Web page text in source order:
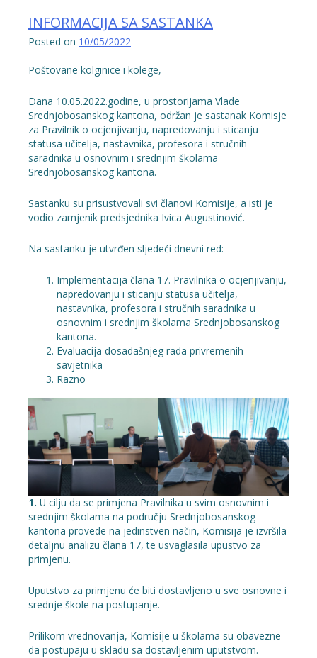
INFORMACIJA SA SASTANKA
Posted on 10/05/2022
Poštovane kolginice i kolege,
Dana 10.05.2022.godine, u prostorijama Vlade
Srednjobosanskog kantona, održan je sastanak Komisje
za Pravilnik o ocjenjivanju, napredovanju i sticanju
statusa učitelja, nastavnika, profesora i stručnih
saradnika u osnovnim i srednjim školama
Srednjobosanskog kantona.
Sastanku su prisustvovali svi članovi Komisije, a isti je
vodio zamjenik predsjednika Ivica Augustinović.
Na sastanku je utvrđen sljedeći dnevni red:
Implementacija člana 17. Pravilnika o ocjenjivanju,
napredovanju i sticanju statusa učitelja,
nastavnika, profesora i stručnih saradnika u
osnovnim i srednjim školama Srednjobosanskog
kantona.
Evaluacija dosadašnjeg rada privremenih
savjetnika
Razno
1. U cilju da se primjena Pravilnika u svim osnovnim i
srednjim školama na području Srednjobosanskog
kantona provede na jedinstven način, Komisija je izvršila
detaljnu analizu člana 17, te usvaglasila upustvo za
primjenu.
Uputstvo za primjenu će biti dostavljeno u sve osnovne i
srednje škole na postupanje.
Prilikom vrednovanja, Komisije u školama su obavezne
da postupaju u skladu sa dostavljenim uputstvom.